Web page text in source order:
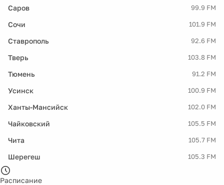
Саров 99.9 FM
Сочи 101.9 FM
Ставрополь 92.6 FM
Тверь 103.8 FM
Тюмень 91.2 FM
Усинск 100.9 FM
Ханты-Мансийск 102.0 FM
Чайковский 105.5 FM
Чита 105.7 FM
Шерегеш 105.3 FM
Расписание